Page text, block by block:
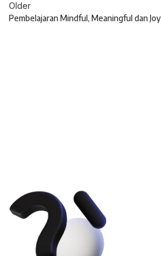
Older
Pembelajaran Mindful, Meaningful dan